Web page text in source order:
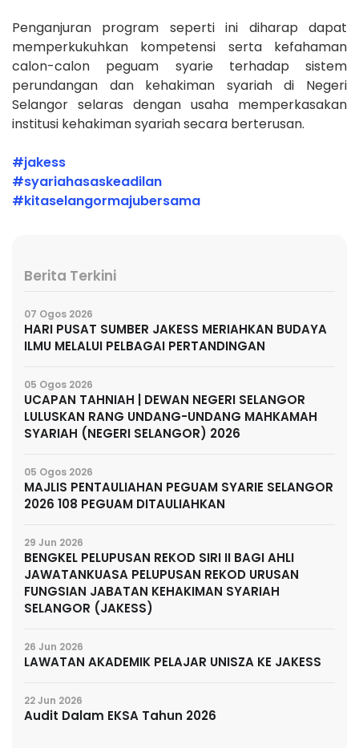
Penganjuran program seperti ini diharap dapat
memperkukuhkan kompetensi serta kefahaman
calon-calon peguam syarie terhadap sistem
perundangan dan kehakiman syariah di Negeri
Selangor selaras dengan usaha memperkasakan
institusi kehakiman syariah secara berterusan.
#jakess
#syariahasaskeadilan
#kitaselangormajubersama
Berita Terkini
07 Ogos 2026
HARI PUSAT SUMBER JAKESS MERIAHKAN BUDAYA
ILMU MELALUI PELBAGAI PERTANDINGAN
05 Ogos 2026
UCAPAN TAHNIAH | DEWAN NEGERI SELANGOR
LULUSKAN RANG UNDANG-UNDANG MAHKAMAH
SYARIAH (NEGERI SELANGOR) 2026
05 Ogos 2026
MAJLIS PENTAULIAHAN PEGUAM SYARIE SELANGOR
2026 108 PEGUAM DITAULIAHKAN
29 Jun 2026
BENGKEL PELUPUSAN REKOD SIRI II BAGI AHLI
JAWATANKUASA PELUPUSAN REKOD URUSAN
FUNGSIAN JABATAN KEHAKIMAN SYARIAH
SELANGOR (JAKESS)
26 Jun 2026
LAWATAN AKADEMIK PELAJAR UNISZA KE JAKESS
22 Jun 2026
Audit Dalam EKSA Tahun 2026